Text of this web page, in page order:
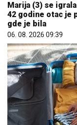
Marija (3) se
42 godine otac je
gde je bila
06. 08. 2026 09:39